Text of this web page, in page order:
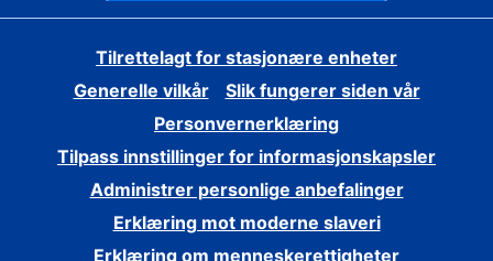
Tilrettelagt for stasjonære enheter
Generelle vilkår
Slik fungerer siden vår
Personvernerklæring
Tilpass innstillinger for informasjonskapsler
Administrer personlige anbefalinger
Erklæring mot moderne slaveri
Erklæring om menneskerettigheter